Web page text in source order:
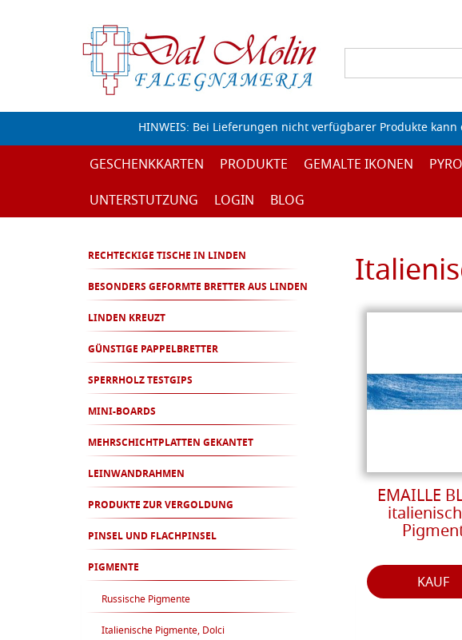
HINWEIS: Bei Lieferungen nicht verfügbarer Produkte
GESCHENKKARTEN PRODUKTE GEMALTE IKONEN
UNTERSTUTZUNG
LOGIN BLOG
RECHTECKIGE TISCHE IN LINDEN
BESONDERS GEFORMTE BRETTER AUS LINDEN
LINDEN KREUZT
GÜNSTIGE PAPPELBRETTER
SPERRHOLZ TESTGIPS
MINI-BOARDS
MEHRSCHICHTPLATTEN GEKANTET
LEINWANDRAHMEN
PRODUKTE ZUR VERGOLDUNG
PINSEL UND FLACHPINSEL
PIGMENTE
Russische Pigmente
Italienische Pigmente, Dolci
EMAILLE
KAUF